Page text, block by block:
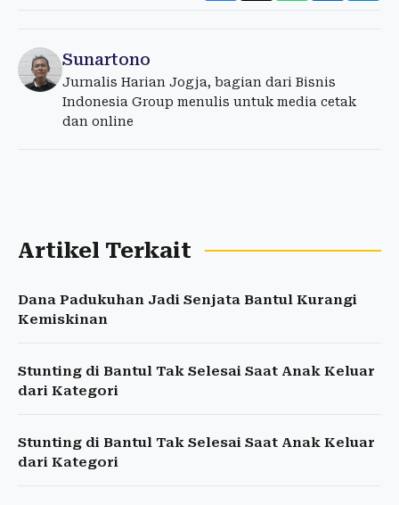
Sunartono
Jurnalis Harian Jogja, bagian dari Bisnis
Indonesia Group menulis untuk media cetak
dan online
Artikel Terkait
Dana Padukuhan Jadi Senjata Bantul Kurangi
Kemiskinan
Stunting di Bantul Tak Selesai Saat Anak Keluar
dari Kategori
Stunting di Bantul Tak Selesai Saat Anak Keluar
dari Kategori